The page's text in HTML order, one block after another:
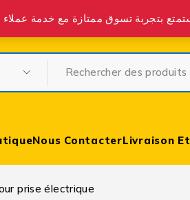
& à partir de 400 DH partout au Maroc.
Nous ContacterLivraison
prise électrique